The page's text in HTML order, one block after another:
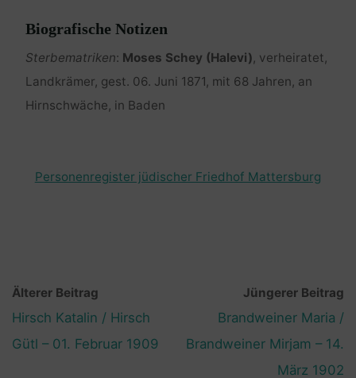
Biografische Notizen
Sterbematriken: Moses Schey (Halevi), verheiratet,
Landkrämer, gest. 06. Juni 1871, mit 68 Jahren, an
Hirnschwäche, in Baden
Personenregister jüdischer Friedhof Mattersburg
Älterer Beitrag
Hirsch Katalin / Hirsch
Gütl – 01. Februar 1909
Jüngerer Beitrag
Brandweiner Maria /
Brandweiner Mirjam – 14.
März 1902